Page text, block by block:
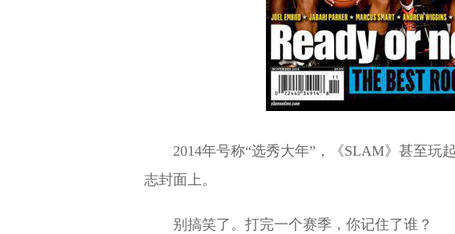
2014年号称“选秀大年”，《SLAM》甚至玩
志封面上。
别搞笑了。打完一个赛季，你记住了谁？